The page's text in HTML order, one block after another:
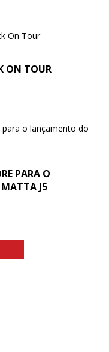
ON TOUR
PARA O
J5